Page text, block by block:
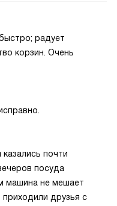
радует
корзин. Очень
почти
посуда
машина не мешает
друзья с